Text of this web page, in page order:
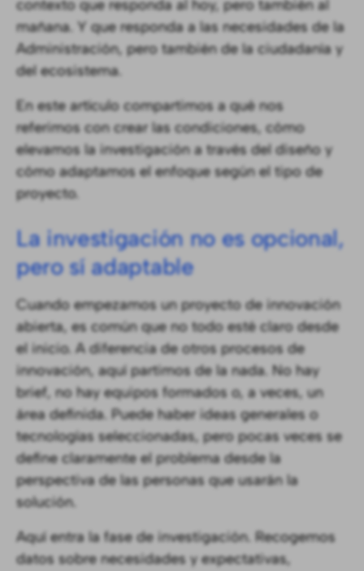
contexto que responda al hoy, pero también al
mañana. Y que responda a las necesidades de la
Administración, pero también de la ciudadanía y
del ecosistema.
En este artículo compartimos a qué nos
referimos con crear las condiciones, cómo
elevamos la investigación a través del diseño y
cómo adaptamos el enfoque según el tipo de
proyecto.
La investigación no es opcional,
pero sí adaptable
Cuando empezamos un proyecto de innovación
abierta, es común que no todo esté claro desde
el inicio. A diferencia de otros procesos de
innovación, aquí partimos de la nada. No hay
brief, no hay equipos formados o, a veces, un
área definida. Puede haber ideas generales o
tecnologías seleccionadas, pero pocas veces se
define claramente el problema desde la
perspectiva de las personas que usarán la
solución.
Aquí entra la fase de investigación. Recogemos
datos sobre necesidades y expectativas,